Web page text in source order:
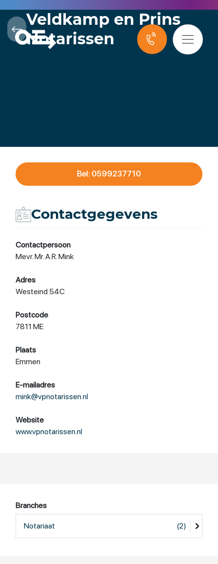
Veldkamp en Prins
Notarissen
Bel: 0599237710
Contactgegevens
Contactpersoon
Mevr. Mr. A.R. Mink
Adres
Westeind 54C
Postcode
7811 ME
Plaats
Emmen
E-mailadres
mink@vpnotarissen.nl
Website
www.vpnotarissen.nl
Branches
Notariaat (2)